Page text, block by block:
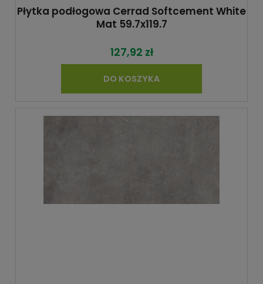
Płytka podłogowa Cerrad Softcement White
Mat 59.7x119.7
127,92 zł
DO KOSZYKA